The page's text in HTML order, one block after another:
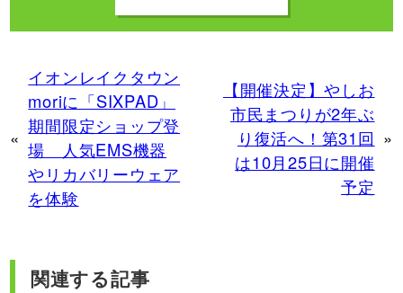
«
イオンレイクタウン
moriに「SIXPAD」
期間限定ショップ登
場 人気EMS機器
やリカバリーウェア
を体験
【開催決定】やしお
市民まつりが2年ぶ
り復活へ！第31回
は10月25日に開催
予定
»
関連する記事